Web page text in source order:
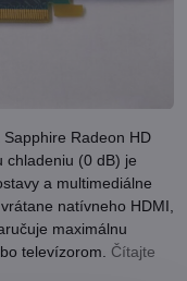
Radeon HD
chladeniu (0 dB) je
a multimediálne
natívneho HDMI,
maximálnu
televízorom. Čítajte